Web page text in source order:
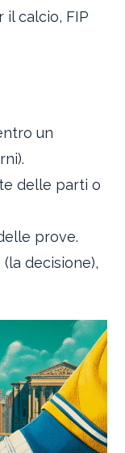
il calcio, FIP
un
delle parti o
prove.
(la decisione),